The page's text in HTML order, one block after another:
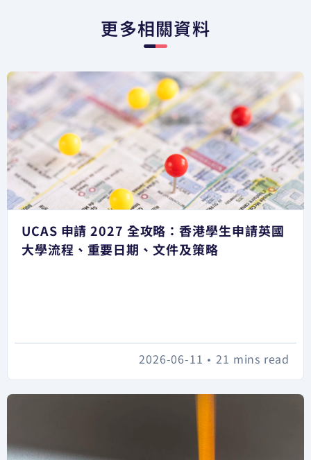
更多相關資料
UCAS 申請 2027 全攻略：香港學生申請英國
大學流程、重要日期、文件及策略
21 mins read
•
2026-06-11